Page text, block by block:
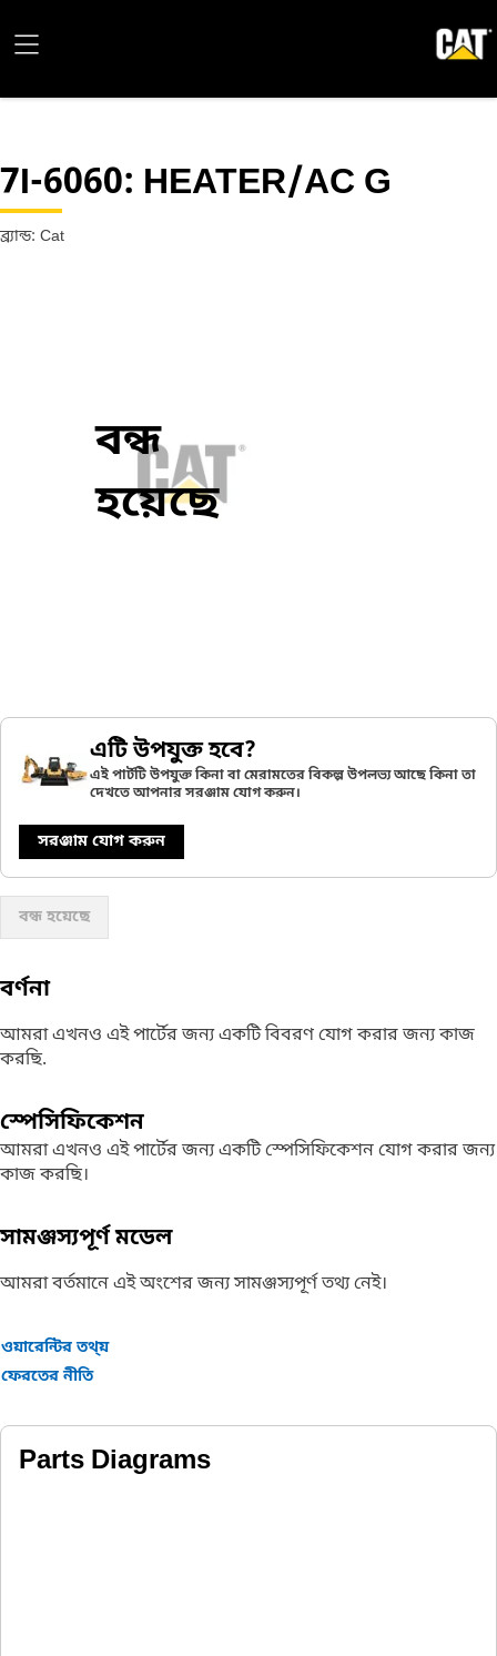
7I-6060: HEATER/AC G
ব্র্যান্ড: Cat
বন্ধ
হয়েছে
এটি উপযুক্ত হবে?
এই পার্টটি উপযুক্ত কিনা বা মেরামতের বিকল্প উপলভ্য আছে কিনা তা
দেখতে আপনার সরঞ্জাম যোগ করুন।
সরঞ্জাম যোগ করুন
বন্ধ হয়েছে
বর্ণনা
আমরা এখনও এই পার্টের জন্য একটি বিবরণ যোগ করার জন্য কাজ
করছি.
স্পেসিফিকেশন
আমরা এখনও এই পার্টের জন্য একটি স্পেসিফিকেশন যোগ করার জন্য
কাজ করছি।
সামঞ্জস্যপূর্ণ মডেল
আমরা বর্তমানে এই অংশের জন্য সামঞ্জস্যপূর্ণ তথ্য নেই।
ওয়ারেন্টির তথ্য়
ফেরতের নীতি
Parts Diagrams